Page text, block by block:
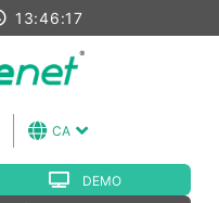
13:46:18
DEMO
CA